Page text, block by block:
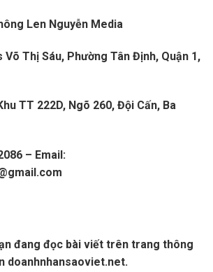
Len Nguyễn Media
Võ Thị Sáu, Phường Tân Định, Quận 1,
TT 222D, Ngõ 260, Đội Cấn, Ba
– Email:
đang đọc bài viết trên trang thông
doanhnhansaoviet.net.